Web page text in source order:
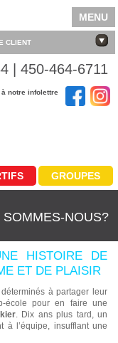
MENU
CLIENT
| 450-464-6711
notre infolettre
GROUPES
SOMMES-NOUS?
HISTOIRE DE
ET DE PLAISIR
à partager leur
école pour en faire une
. Dix ans plus tard, un
à l’équipe, insufflant une